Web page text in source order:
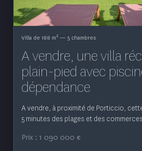
Villa de 188 m2— 5 chambres
A vendre, une villa
plain-pied avec
dépendance
A vendre, à proximité de Porticcio,
5 minutes des plages et des
Prix : 1 090 000 €